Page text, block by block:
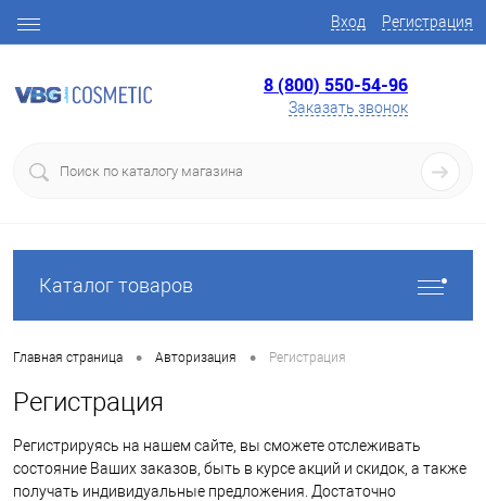
Вход Регистрация
8 (800) 550-54-96
Заказать звонок
Каталог товаров
Главная страница • Авторизация • Регистрация
Регистрация
Регистрируясь на нашем сайте, вы сможете отслеживать
состояние Ваших заказов, быть в курсе акций и скидок, а также
получать индивидуальные предложения. Достаточно